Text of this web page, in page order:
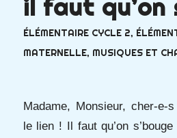
il faut qu’on
ÉLÉMENTAIRE CYCLE 2,
MATERNELLE, MUSIQUES ET
Madame, Monsieur, cher-e-
le lien ! Il faut qu’on